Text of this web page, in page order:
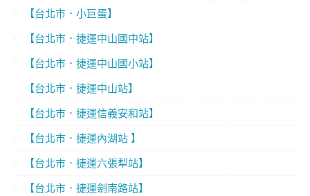
【台北市．小巨蛋】
【台北市．捷運中山國中站】
【台北市．捷運中山國小站】
【台北市．捷運中山站】
【台北市．捷運信義安和站】
【台北市．捷運內湖站 】
【台北市．捷運六張犁站】
【台北市．捷運劍南路站】